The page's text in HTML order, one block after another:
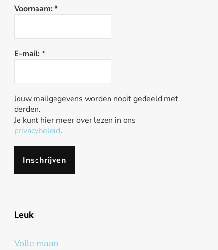
Voornaam: *
E-mail: *
Jouw mailgegevens worden nooit gedeeld met
derden.
Je kunt hier meer over lezen in ons
privacybeleid.
Leuk
Volle maan